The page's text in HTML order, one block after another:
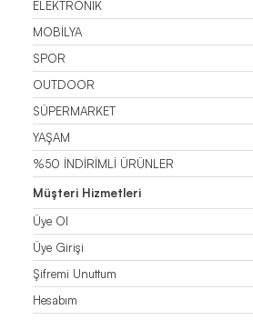
ELEKTRONİK
MOBİLYA
SPOR
OUTDOOR
SÜPERMARKET
YAŞAM
%50 İNDİRİMLİ ÜRÜNLER
Müşteri Hizmetleri
Üye Ol
Üye Girişi
Şifremi Unuttum
Hesabım